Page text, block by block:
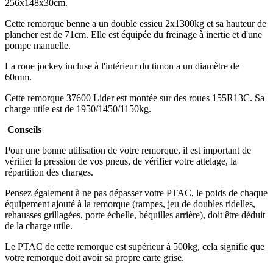
256x148x30cm.
Cette remorque benne a un double essieu 2x1300kg et sa hauteur de
plancher est de 71cm. Elle est équipée du freinage à inertie et d'une
pompe manuelle.
La roue jockey incluse à l'intérieur du timon a un diamètre de
60mm.
Cette remorque 37600 Lider est montée sur des roues 155R13C. Sa
charge utile est de 1950/1450/1150kg.
Conseils
Pour une bonne utilisation de votre remorque, il est important de
vérifier la pression de vos pneus, de vérifier votre attelage, la
répartition des charges.
Pensez également à ne pas dépasser votre PTAC, le poids de chaque
équipement ajouté à la remorque (rampes, jeu de doubles ridelles,
rehausses grillagées, porte échelle, béquilles arrière), doit être déduit
de la charge utile.
Le PTAC de cette remorque est supérieur à 500kg, cela signifie que
votre remorque doit avoir sa propre carte grise.